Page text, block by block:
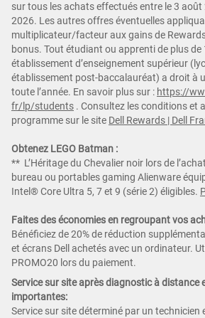
sur tous les achats effectués entre le 3
2026. Les autres offres éventuelles
multiplicateur/facteur aux gains de
bonus. Tout étudiant ou apprenti de plus
établissement d’enseignement supérieur
établissement post-baccalauréat) a droit à
toute l’année. En savoir plus sur : https://
fr/lp/students . Consultez les conditions et
programme sur le site Dell Rewards | Dell
Obtenez LEGO Batman :
** L’Héritage du Chevalier noir lors de
bureau ou portables gaming Alienware
Intel® Core Ultra 5, 7 et 9 (série 2) éligibles.
Faites des économies en regroupant vos
Bénéficiez de 20% de réduction
et écrans Dell achetés avec un ordinateur.
PROMO20 lors du paiement.
Service sur site après diagnostic à
importantes:
Service sur site déterminé par un technicien